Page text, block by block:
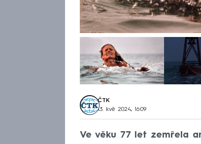
ČTK
13. kvě 2024, 16:09
Ve věku 77 let zemřela